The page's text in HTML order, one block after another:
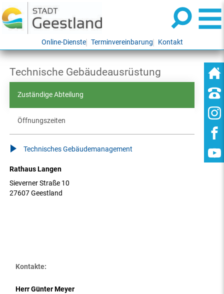
Online-Dienste Terminvereinbarung Kontakt
Technische Gebäudeausrüstung
Zuständige Abteilung
Öffnungszeiten
Technisches Gebäudemanagement
Rathaus Langen
Sieverner Straße 10
27607 Geestland
Kontakte:
Herr Günter Meyer